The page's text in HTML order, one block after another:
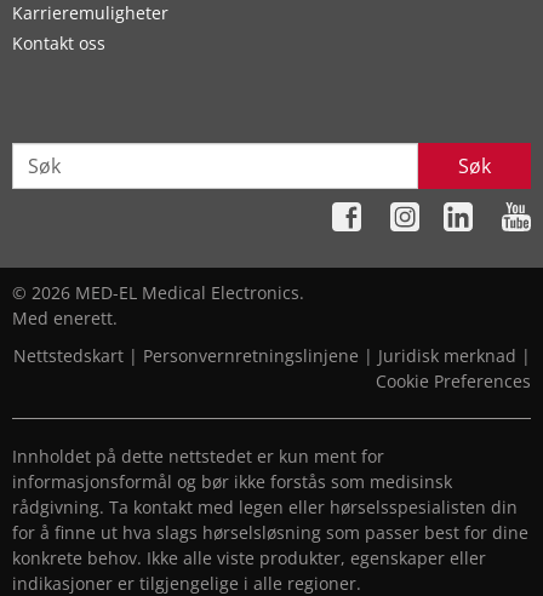
Karrieremuligheter
Kontakt oss
Søk
© 2026 MED-EL Medical Electronics.
Med enerett.
Nettstedskart | Personvernretningslinjene | Juridisk merknad |
Cookie Preferences
Innholdet på dette nettstedet er kun ment for
informasjonsformål og bør ikke forstås som medisinsk
rådgivning. Ta kontakt med legen eller hørselsspesialisten din
for å finne ut hva slags hørselsløsning som passer best for dine
konkrete behov. Ikke alle viste produkter, egenskaper eller
indikasjoner er tilgjengelige i alle regioner.